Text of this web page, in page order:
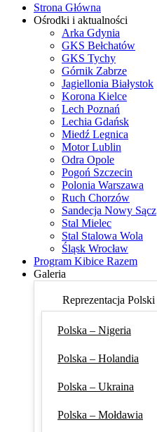
Strona Główna
Ośrodki i aktualności
Arka Gdynia
GKS Bełchatów
GKS Tychy
Górnik Zabrze
Jagiellonia Białystok
Korona Kielce
Lech Poznań
Lechia Gdańsk
Miedź Legnica
Motor Lublin
Odra Opole
Pogoń Szczecin
Polonia Warszawa
Ruch Chorzów
Sandecja Nowy Sącz
Stal Mielec
Stal Stalowa Wola
Śląsk Wrocław
Program Kibice Razem
Galeria
Reprezentacja Polski
Polska – Nigeria
Polska – Holandia
Polska – Ukraina
Polska – Mołdawia